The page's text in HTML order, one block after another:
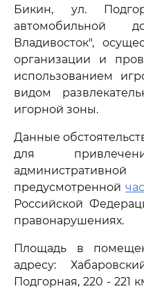
Бикин, ул.
автомобильной
Владивосток",
организации и
использованием
видом
игорной зоны.
Данные
для
предусмотренной
Российской
правонарушениях.
Площадь в
адресу:
Подгорная, 220 - 221